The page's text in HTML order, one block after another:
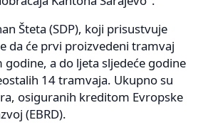
Šteta (SDP), koji prisustvuje
da će prvi proizvedeni tramvaj
a do ljeta sljedeće godine
14 tramvaja. Ukupno su
osiguranih kreditom Evropske
(EBRD).